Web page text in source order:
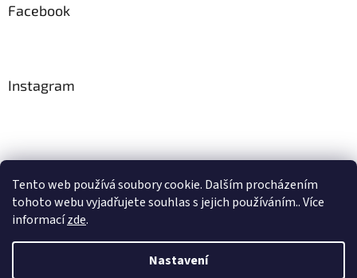
Tento web používá soubory cookie. Dalším procházením
tohoto webu vyjadřujete souhlas s jejich používáním.. Více
informacízde.
Nastavení
Facebook
Instagram
Sledovat na Instagramu
Vytvořil Shoptet